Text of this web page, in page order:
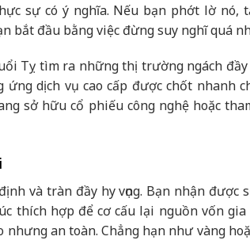
sự có ý nghĩa. Nếu bạn phớt lờ nó,
bắt đầu bằng việc đừng suy nghĩ quá
Tỵ tìm ra những thị trường ngách
ứng dịch vụ cao cấp được chốt nhanh
sở hữu cổ phiếu công nghệ hoặc
và tràn đầy hy vọng. Bạn nhận được
thích hợp để cơ cấu lại nguồn vốn
an toàn. Chẳng hạn như vàng